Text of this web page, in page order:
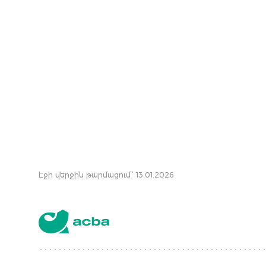
Էջի վերջին թարմացում՝ 13.01.2026